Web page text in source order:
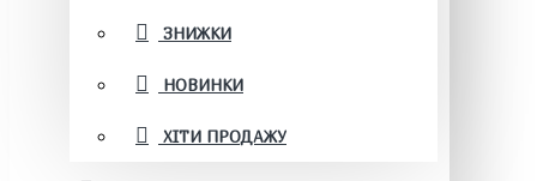
ЗНИЖКИ
НОВИНКИ
ХІТИ ПРОДАЖУ